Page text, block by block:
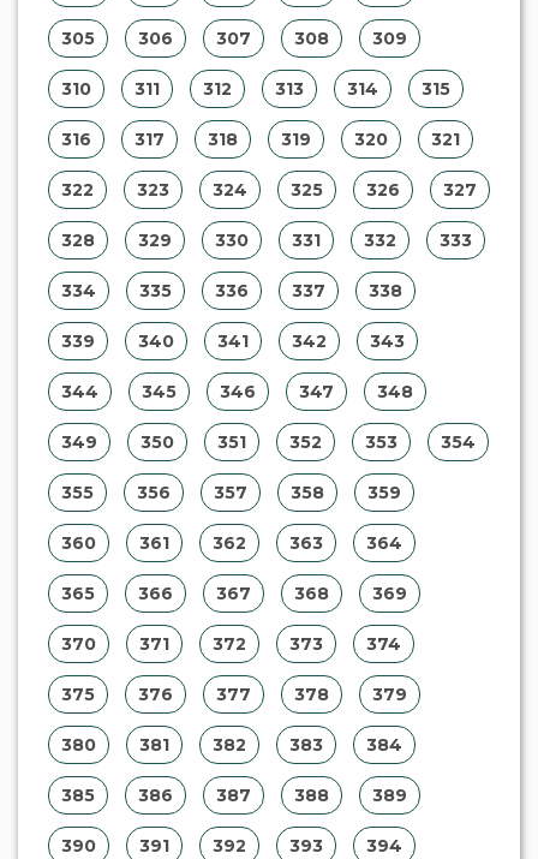
305 306 307 308 309
310 311 312 313 314 315
316 317 318 319 320 321
322 323 324 325 326 327
328 329 330 331 332 333
334 335 336 337 338
339 340 341 342 343
344 345 346 347 348
349 350 351 352 353 354
355 356 357 358 359
360 361 362 363 364
365 366 367 368 369
370 371 372 373 374
375 376 377 378 379
380 381 382 383 384
385 386 387 388 389
390 391 392 393 394